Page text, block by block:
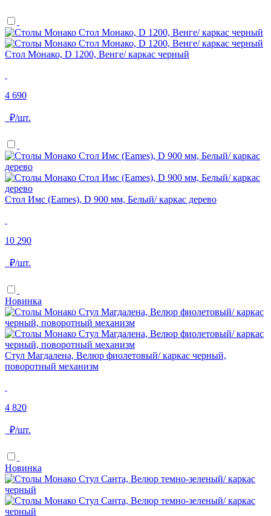
Стол Монако, D 1200, Венге/ каркас черный
4 690
₽/шт.
Стол Имс (Eames), D 900 мм, Белый/ каркас дерево
10 290
₽/шт.
Новинка
Стул Магдалена, Велюр фиолетовый/ каркас черный,
поворотный механизм
4 820
₽/шт.
Новинка